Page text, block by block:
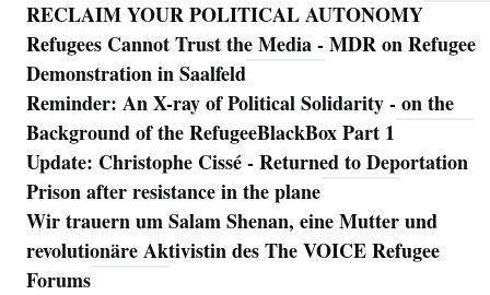
RECLAIM YOUR POLITICAL AUTONOMY
Refugees Cannot Trust the Media - MDR on Refugee
Demonstration in Saalfeld
Reminder: An X-ray of Political Solidarity - on the
Background of the RefugeeBlackBox Part 1
Update: Christophe Cissé - Returned to Deportation
Prison after resistance in the plane
Wir trauern um Salam Shenan, eine Mutter und
revolutionäre Aktivistin des The VOICE Refugee
Forums